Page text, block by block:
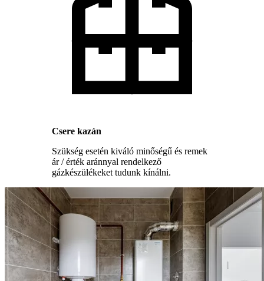
Csere kazán
Szükség esetén kiváló minőségű és remek
ár / érték aránnyal rendelkező
gázkészülékeket tudunk kínálni.